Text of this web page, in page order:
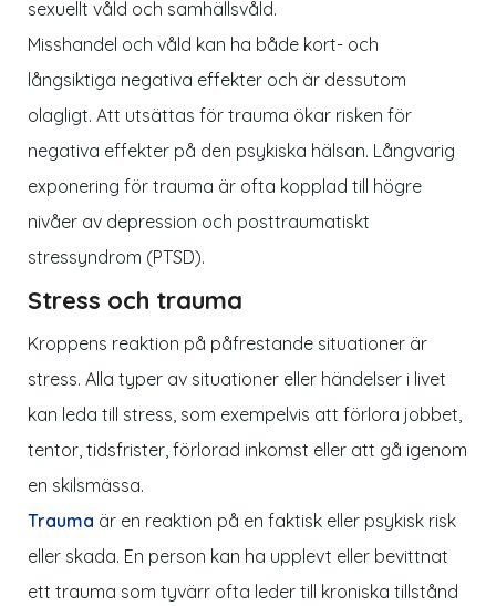
sexuellt våld och samhällsvåld.
Misshandel och våld kan ha både kort- och
långsiktiga negativa effekter och är dessutom
olagligt. Att utsättas för trauma ökar risken för
negativa effekter på den psykiska hälsan. Långvarig
exponering för trauma är ofta kopplad till högre
nivåer av depression och posttraumatiskt
stressyndrom (PTSD).
Stress och trauma
Kroppens reaktion på påfrestande situationer är
stress. Alla typer av situationer eller händelser i livet
kan leda till stress, som exempelvis att förlora jobbet,
tentor, tidsfrister, förlorad inkomst eller att gå igenom
en skilsmässa.
Trauma är en reaktion på en faktisk eller psykisk risk
eller skada. En person kan ha upplevt eller bevittnat
ett trauma som tyvärr ofta leder till kroniska tillstånd